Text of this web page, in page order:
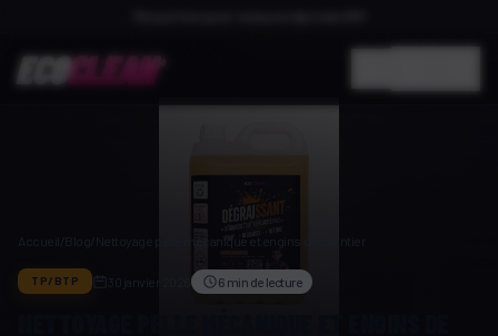
ECOCLEAN
Accueil Nettoyage pelle mécanique et engins de chantier
TP/BTP 30 janvier 2026 6 min de lecture